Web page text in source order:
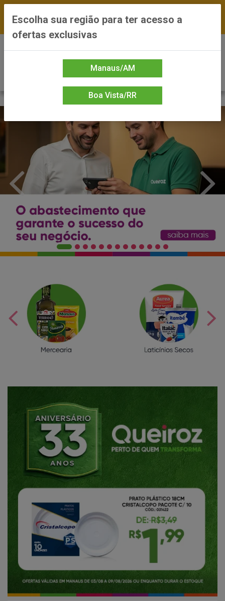
*Preços exclusivos do site — Entrega em até 24h
Escolha sua região para ter acesso a
ofertas exclusivas
Manaus/AM
Boa Vista/RR